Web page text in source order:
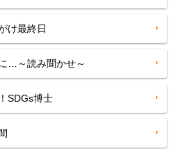
け最終日
…～読み聞かせ～
SDGs博士